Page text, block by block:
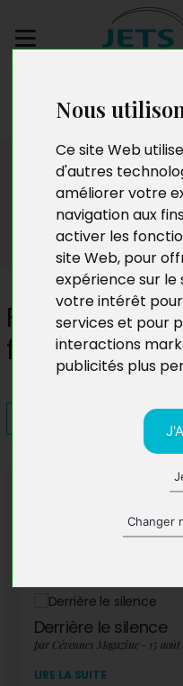
Nous
Ce site Web
d'autres
améliorer votre
navigation aux
activer les
site Web, pour
expérience sur le
votre intérêt
services et pour
interactions
publicités plus
Changer
Presse
Flamenco,
flamme
A lire
Derrière le silence
par Cévennes
LIRE LA SUITE